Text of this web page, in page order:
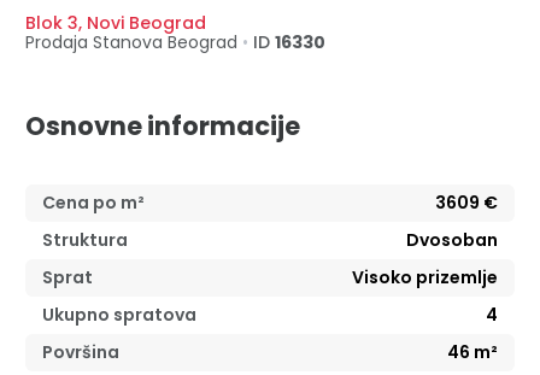
Blok 3, Novi Beograd
Prodaja StanovaBeograd • ID 16330
Osnovne informacije
Cena po m² 3609 €
Struktura
Dvosoban
Sprat
Visoko prizemlje
Ukupno spratova
4
Površina
46 m²